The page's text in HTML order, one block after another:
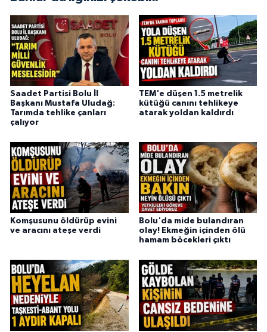
Saadet Partisi Bolu İl
Başkanı Mustafa Uludağ:
Tarımda tehlike çanları
çalıyor
TEM'e düşen 1.5 metrelik
kütüğü canını tehlikeye
atarak yoldan kaldırdı
Komşusunu öldürüp evini
ve aracını ateşe verdi
Bolu'da mide bulandıran
olay! Ekmeğin içinden ölü
hamam böcekleri çıktı